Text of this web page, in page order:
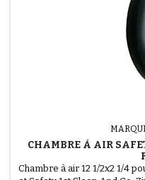
CHAMBRE À AIR
Chambre à air 12 1/2x2 1/4